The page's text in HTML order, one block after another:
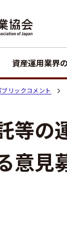
資産運用業界
ブリックコメント
等
意見